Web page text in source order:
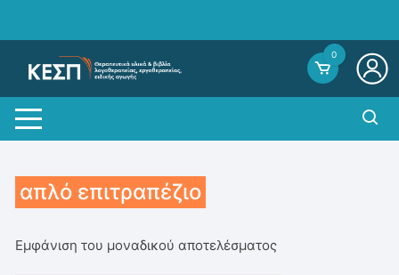
0
απλό επιτραπέζιο
Εμφάνιση του μοναδικού αποτελέσματος